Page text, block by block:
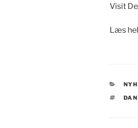
Visit
Læs